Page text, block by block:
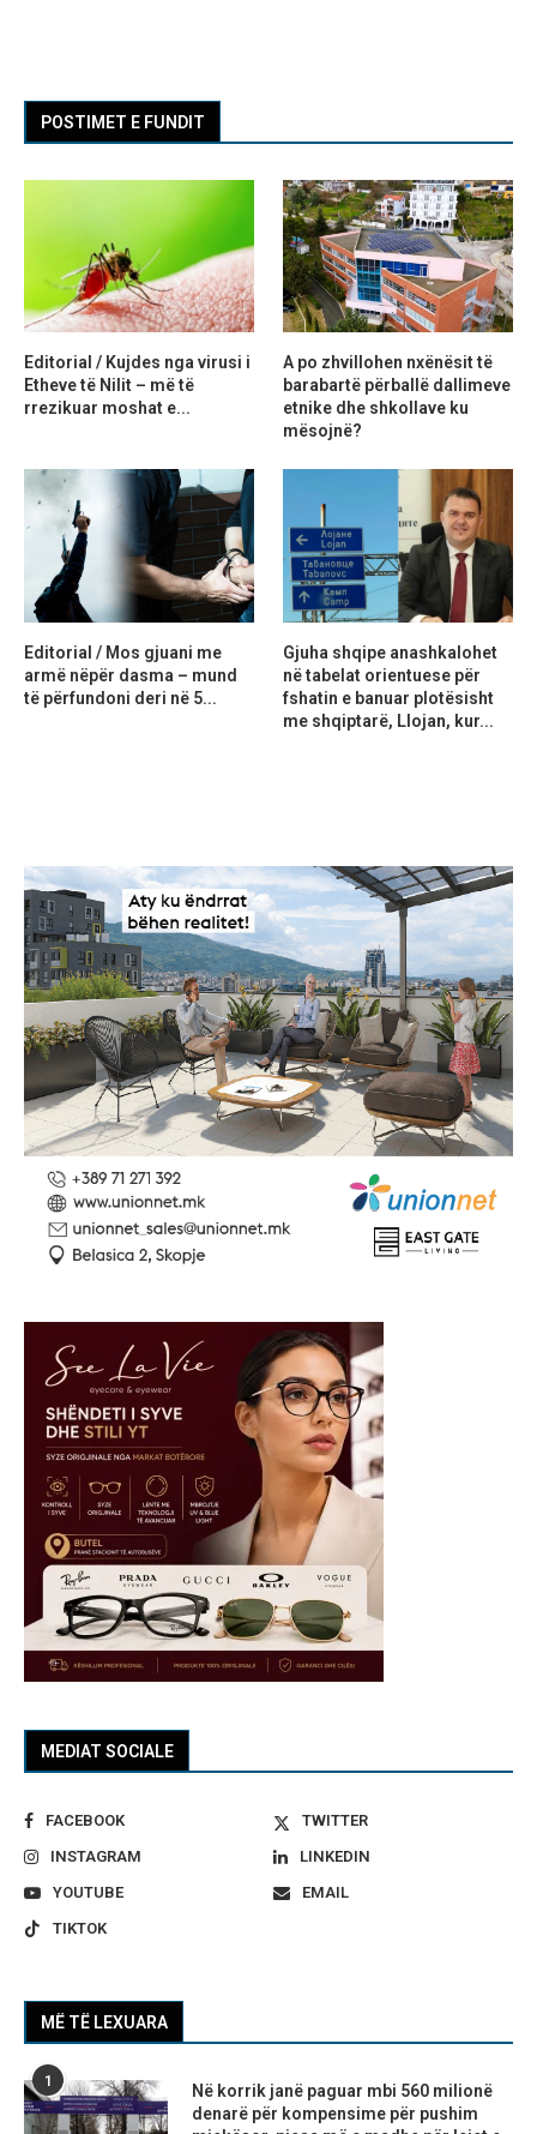
MEDIAT SOCIALE
FACEBOOK
TWITTER
INSTAGRAM
LINKEDIN
YOUTUBE
EMAIL
TIKTOK
MË TË LEXUARA
1
Në korrik janë paguar mbi 560 milionë
denarë për kompensime për pushim
POSTIMET E FUNDIT
Editorial / Kujdes nga virusi i
Etheve të Nilit – më të
rrezikuar moshat e...
A po zhvillohen nxënësit të
barabartë përballë dallimeve
etnike dhe shkollave ku
mësojnë?
Editorial / Mos gjuani me
armë nëpër dasma – mund
të përfundoni deri në 5...
Gjuha shqipe anashkalohet
në tabelat orientuese për
fshatin e banuar plotësisht
me shqiptarë, Llojan, kur...